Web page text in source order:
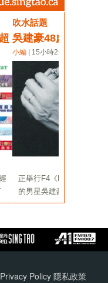
Privacy Policy 隱私政策